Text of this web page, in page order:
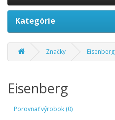
Kategórie
Značky Eisenberg
Eisenberg
Porovnať výrobok (0)